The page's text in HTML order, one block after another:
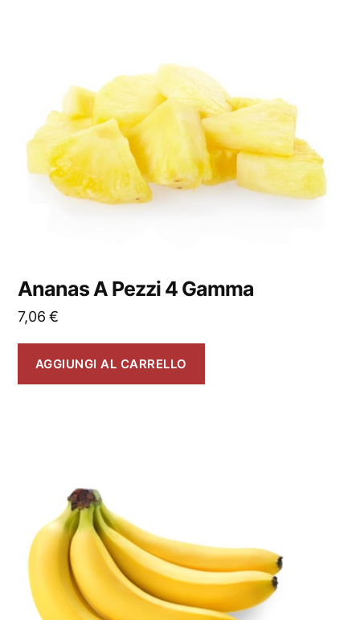
Ananas A Pezzi 4 Gamma
7,06€
AGGIUNGI AL CARRELLO